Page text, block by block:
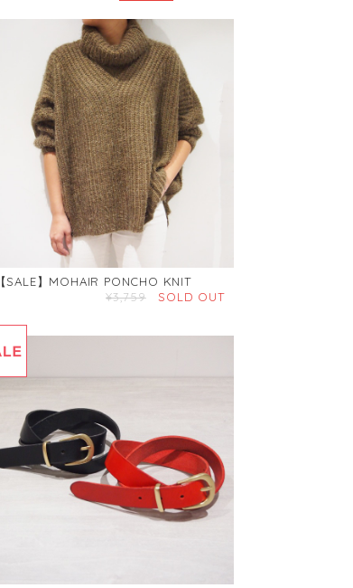
【SALE】MOHAIR PONCHO KNIT
¥3,759
SOLD OUT